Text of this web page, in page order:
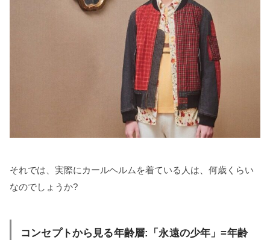
それでは、実際にカールヘルムを着ている人は、何歳くらい
なのでしょうか?
コンセプトから見る年齢層:「永遠の少年」=年齢